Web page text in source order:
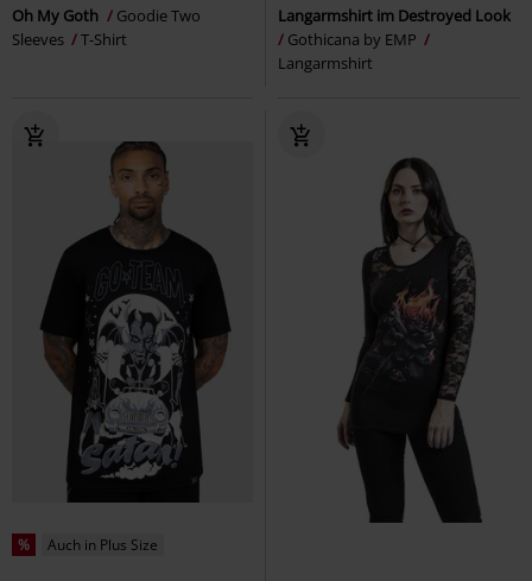
Oh My Goth
Goodie Two
Sleeves
T-Shirt
Langarmshirt im Destroyed Look
Gothicana by EMP
Langarmshirt
% Auch in Plus Size